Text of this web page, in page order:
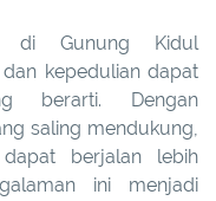
di Gunung Kidul
kepedulian dapat
berarti. Dengan
saling mendukung,
berjalan lebih
ini menjadi